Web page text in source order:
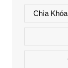
Chìa